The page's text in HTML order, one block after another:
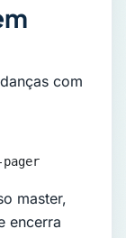
com
master,
encerra